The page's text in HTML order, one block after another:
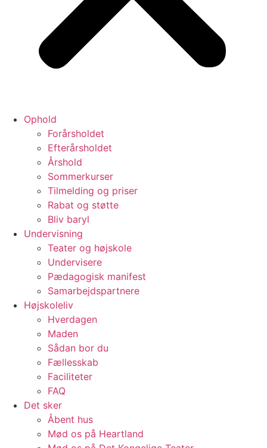
Ophold
Forårsholdet
Efterårsholdet
Årshold
Sommerkurser
Tilmelding og priser
Rabat og støtte
Bliv baryl
Undervisning
Teater og højskole
Undervisere
Pædagogisk manifest
Samarbejdspartnere
Højskoleliv
Hverdagen
Maden
Sådan bor du
Fællesskab
Faciliteter
FAQ
Det sker
Åbent hus
Mød os på Heartland